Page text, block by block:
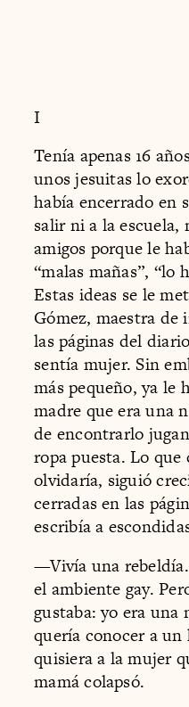
I
Tenía apenas 16
unos jesuitas lo
había encerrado en
salir ni a la escuela,
amigos porque le
“malas mañas”, “lo
Estas ideas se le
Gómez, maestra de
las páginas del
sentía mujer. Sin
más pequeño, ya le
madre que era una
de encontrarlo
ropa puesta. Lo
olvidaría, siguió
cerradas en las
escribía a
—Vivía una
el ambiente gay.
gustaba: yo era una
quería conocer a
quisiera a la mujer
mamá colapsó.